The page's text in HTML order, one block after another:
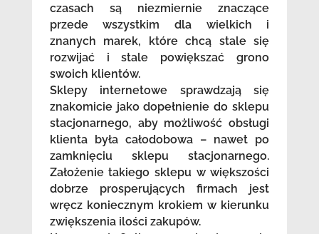
czasach są niezmiernie znaczące
przede wszystkim dla wielkich i
znanych marek, które chcą stale się
rozwijać i stale powiększać grono
swoich klientów.
Sklepy internetowe sprawdzają się
znakomicie jako dopełnienie do sklepu
stacjonarnego, aby możliwość obsługi
klienta była całodobowa – nawet po
zamknięciu sklepu stacjonarnego.
Założenie takiego sklepu w większości
dobrze prosperujących firmach jest
wręcz koniecznym krokiem w kierunku
zwiększenia ilości zakupów.